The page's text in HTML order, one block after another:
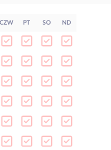
CZW PT SO ND